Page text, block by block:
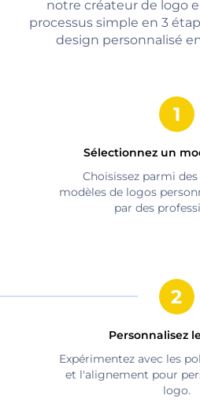
notre créateur de logo
processus simple en 3
design personnalisé
Sélectionnez un
Choisissez parmi
modèles de logos
par des
Personnalisez
Expérimentez avec les
et l'alignement pour
logo.